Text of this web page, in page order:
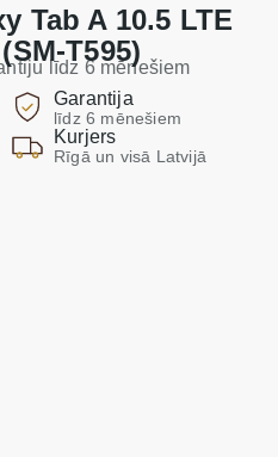
Tab A 10.5 LTE
T595)
līdz 6 mēnešiem
Garantija
līdz 6 mēnešiem
Kurjers
Rīgā un visā Latvijā